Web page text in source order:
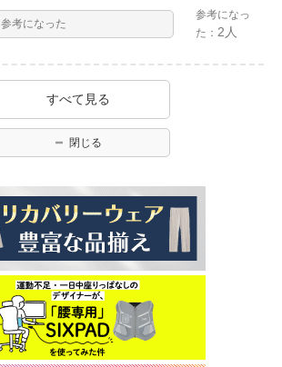
参考になった
参考になっ
た：2人
すべて見る
閉じる